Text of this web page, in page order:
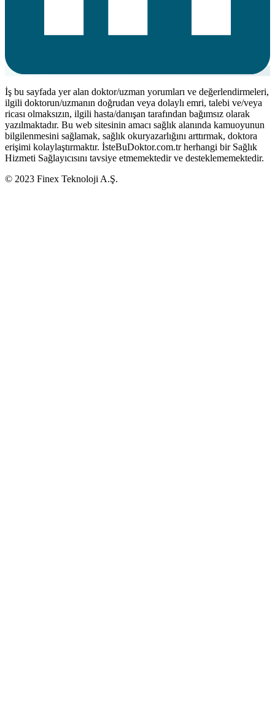
İş bu sayfada yer alan doktor/uzman yorumları ve değerlendirmeleri,
ilgili doktorun/uzmanın doğrudan veya dolaylı emri, talebi ve/veya
ricası olmaksızın, ilgili hasta/danışan tarafından bağımsız olarak
yazılmaktadır. Bu web sitesinin amacı sağlık alanında kamuoyunun
bilgilenmesini sağlamak, sağlık okuryazarlığını arttırmak, doktora
erişimi kolaylaştırmaktır. İsteBuDoktor.com.tr herhangi bir Sağlık
Hizmeti Sağlayıcısını tavsiye etmemektedir ve desteklememektedir.
© 2023 Finex Teknoloji A.Ş.